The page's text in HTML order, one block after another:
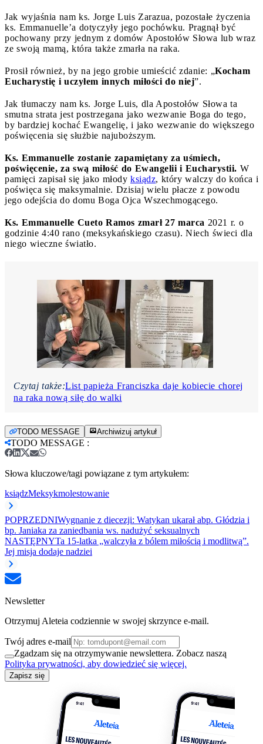
Jak wyjaśnia nam ks. Jorge Luis Zarazua, pozostałe życzenia
ks. Emmanuelle’a dotyczyły jego pochówku. Pragnął być
pochowany przy jednym z domów Apostołów Słowa lub wraz
ze swoją mamą, która także zmarła na raka.
Prosił również, by na jego grobie umieścić zdanie: „Kocham
Eucharystię i uczyłem innych miłości do niej”.
Jak tłumaczy nam ks. Jorge Luis, dla Apostołów Słowa ta
smutna strata jest postrzegana jako wezwanie Boga do tego,
by bardziej kochać Ewangelię, i jako wezwanie do większego
poświęcenia się służbie najuboższym.
Ks. Emmanuelle zostanie zapamiętany za uśmiech,
poświęcenie, za swą miłość do Ewangelii i Eucharystii. W
pamięci zapisał się jako młody ksiądz, który walczy do końca i
poświęca się maksymalnie. Dzisiaj wielu płacze z powodu
jego odejścia do domu Boga Ojca Wszechmogącego.
Ks. Emmanuelle Cueto Ramos zmarł 27 marca 2021 r. o
godzinie 4:40 rano (meksykańskiego czasu). Niech świeci dla
niego wieczne światło.
Czytaj także:List papieża Franciszka daje kobiecie chorej
na raka nową siłę do walki
TODO MESSAGE Archiwizuj artykuł
TODO MESSAGE :
Słowa kluczowe/tagi powiązane z tym artykułem:
ksiądzMeksykmolestowanie
POPRZEDNIWygnanie z diecezji: Watykan ukarał abp. Głódzia i
bp. Janiaka za zaniedbania ws. nadużyć seksualnych
NASTĘPNYTa 15-latka „walczyła z bólem miłością i modlitwą”.
Jej misja dodaje nadziei
Newsletter
Otrzymuj Aleteia codziennie w swojej skrzynce e-mail.
Twój adres e-mail
Zgadzam się na otrzymywanie newslettera. Zobacz naszą
Polityka prywatności, aby dowiedzieć się więcej.
Zapisz się